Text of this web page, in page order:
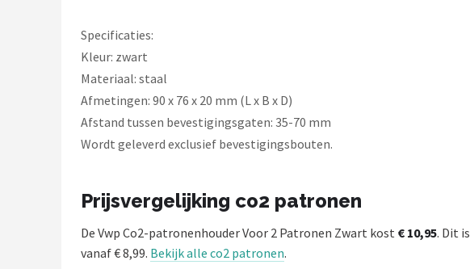
Voltano
Shimano
Specificaties:
Kleur: zwart
Materiaal: staal
Afmetingen: 90 x 76 x 20 mm (L x B x D)
Afstand tussen bevestigingsgaten: 35-70 mm
Wordt geleverd exclusief bevestigingsbouten.
Prijsvergelijking co2 patronen
De Vwp Co2-patronenhouder Voor 2 Patronen Zwart kost € 10,95. Dit is
vanaf € 8,99. Bekijk alle co2 patronen.